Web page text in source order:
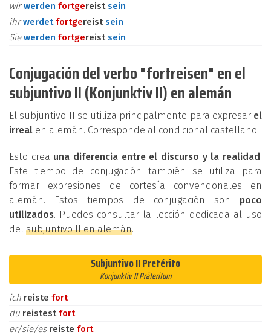
wirwerden fortgereistsein
ihrwerdetfortgereistsein
Siewerden fortgereistsein
Conjugación del verbo "fortreisen" en el
subjuntivo II (Konjunktiv II) en alemán
El subjuntivo II se utiliza principalmente para expresar el
irreal en alemán. Corresponde al condicional castellano.
Esto crea una diferencia entre el discurso y la realidad.
Este tiempo de conjugación también se utiliza para
formar expresiones de cortesía convencionales en
alemán. Estos tiempos de conjugación son poco
utilizados. Puedes consultar la lección dedicada al uso
del subjuntivo II en alemán.
Subjuntivo II Pretérito
Konjunktiv II Präteritum
ich reiste fort
du reistestfort
er/sie/es reiste fort